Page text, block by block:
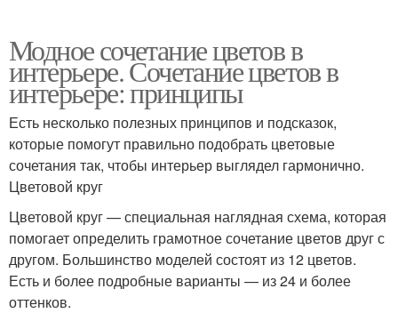
Модное сочетание цветов в
интерьере. Сочетание цветов в
интерьере: принципы
Есть несколько полезных принципов и подсказок,
которые помогут правильно подобрать цветовые
сочетания так, чтобы интерьер выглядел гармонично.
Цветовой круг
Цветовой круг — специальная наглядная схема, которая
помогает определить грамотное сочетание цветов друг с
другом. Большинство моделей состоят из 12 цветов.
Есть и более подробные варианты — из 24 и более
оттенков.